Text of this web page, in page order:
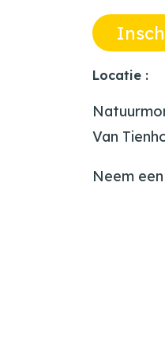
Locatie :
Van
Neem